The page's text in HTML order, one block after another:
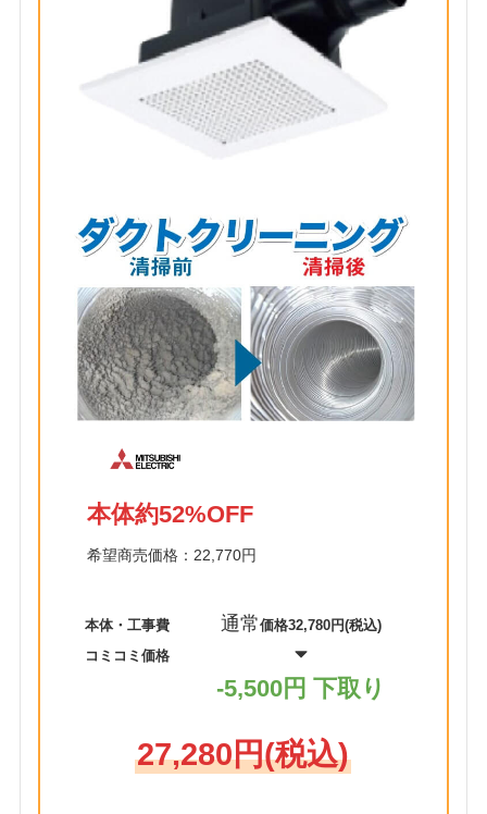
本体約52%OFF
希望商売価格：22,770円
本体・工事費
コミコミ価格
通常価格32,780円(税込)
-5,500円 下取り
27,280円(税込)